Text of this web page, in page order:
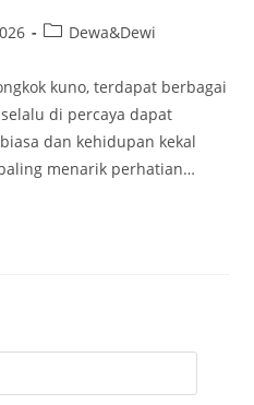
PostDewa&Dewi
kuno, terdapat berbagai
di percaya dapat
dan kehidupan kekal
menarik perhatian…